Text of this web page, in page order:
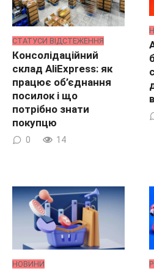
СТАТУСИ ВІДСТЕЖЕННЯ
Консолідаційний
склад AliExpress: як
працює об’єднання
посилок і що
потрібно знати
покупцю
0 14
НОВИНИ